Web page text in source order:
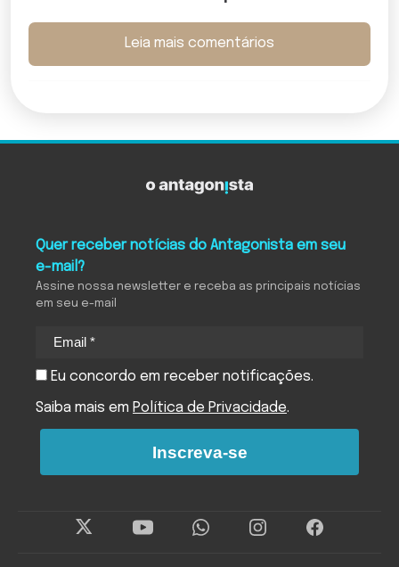
Leia mais comentários
Quer receber notícias do Antagonista em seu
e-mail?
Assine nossa newsletter e receba as principais notícias
em seu e-mail
Eu concordo em receber notificações.
Saiba mais em Política de Privacidade.
Inscreva-se